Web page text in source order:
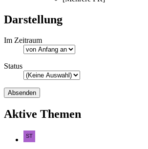
Darstellung
Im Zeitraum
Status
Aktive Themen